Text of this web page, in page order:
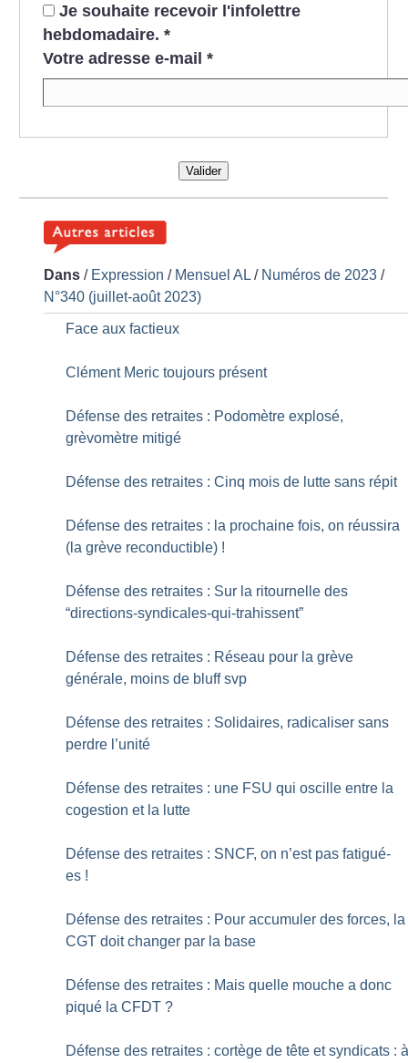
Je souhaite recevoir l'infolettre
hebdomadaire. *
Votre adresse e-mail *
Valider
Dans / Expression / Mensuel AL / Numéros de 2023 /
N°340 (juillet-août 2023)
Face aux factieux
Clément Meric toujours présent
Défense des retraites : Podomètre explosé,
grèvomètre mitigé
Défense des retraites : Cinq mois de lutte sans répit
Défense des retraites : la prochaine fois, on réussira
(la grève reconductible) !
Défense des retraites : Sur la ritournelle des
“directions-syndicales-qui-trahissent”
Défense des retraites : Réseau pour la grève
générale, moins de bluff svp
Défense des retraites : Solidaires, radicaliser sans
perdre l’unité
Défense des retraites : une FSU qui oscille entre la
cogestion et la lutte
Défense des retraites : SNCF, on n’est pas fatigué-
es !
Défense des retraites : Pour accumuler des forces, la
CGT doit changer par la base
Défense des retraites : Mais quelle mouche a donc
piqué la CFDT ?
Défense des retraites : cortège de tête et syndicats :